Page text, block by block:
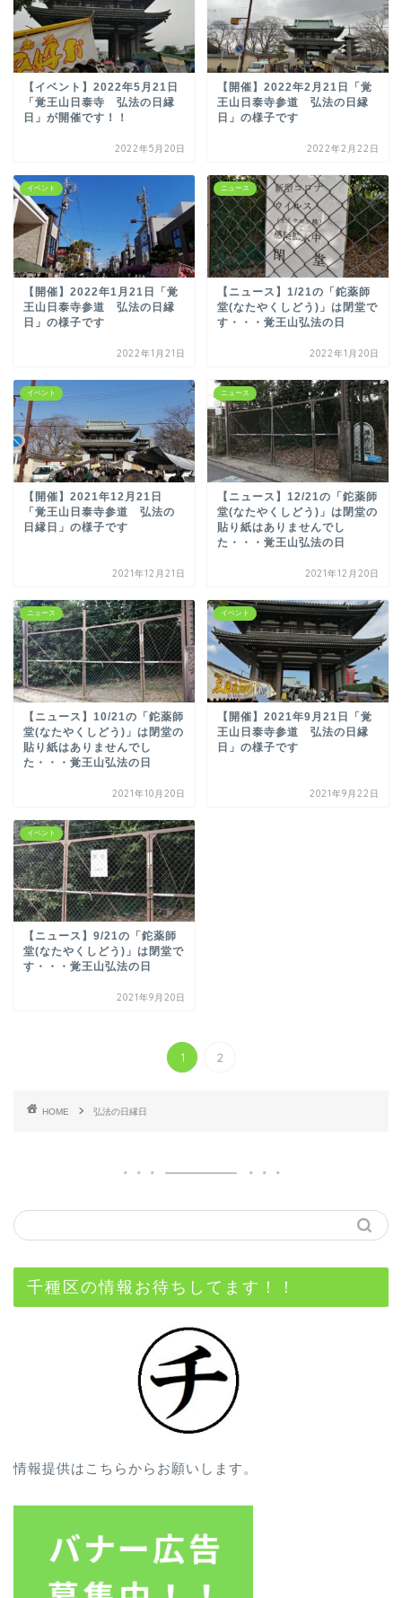
【イベント】2022年5月21日
「覚王山日泰寺 弘法の日縁
日」が開催です！！
2022年5月20日
【開催】2022年2月21日「覚
王山日泰寺参道 弘法の日縁
日」の様子です
2022年2月22日
イベント
【開催】2022年1月21日「覚
王山日泰寺参道 弘法の日縁
日」の様子です
2022年1月21日
ニュース
【ニュース】1/21の「鉈薬師
堂(なたやくしどう)」は閉堂で
す・・・覚王山弘法の日
2022年1月20日
イベント
【開催】2021年12月21日
「覚王山日泰寺参道 弘法の
日縁日」の様子です
2021年12月21日
ニュース
【ニュース】12/21の「鉈薬師
堂(なたやくしどう)」は閉堂の
貼り紙はありませんでし
た・・・覚王山弘法の日
2021年12月20日
ニュース
【ニュース】10/21の「鉈薬師
堂(なたやくしどう)」は閉堂の
貼り紙はありませんでし
た・・・覚王山弘法の日
2021年10月20日
イベント
【開催】2021年9月21日「覚
王山日泰寺参道 弘法の日縁
日」の様子です
2021年9月22日
イベント
【ニュース】9/21の「鉈薬師
堂(なたやくしどう)」は閉堂で
す・・・覚王山弘法の日
2021年9月20日
1 2
HOME 弘法の日縁日
千種区の情報お待ちしてます！！
情報提供はこちらからお願いします。